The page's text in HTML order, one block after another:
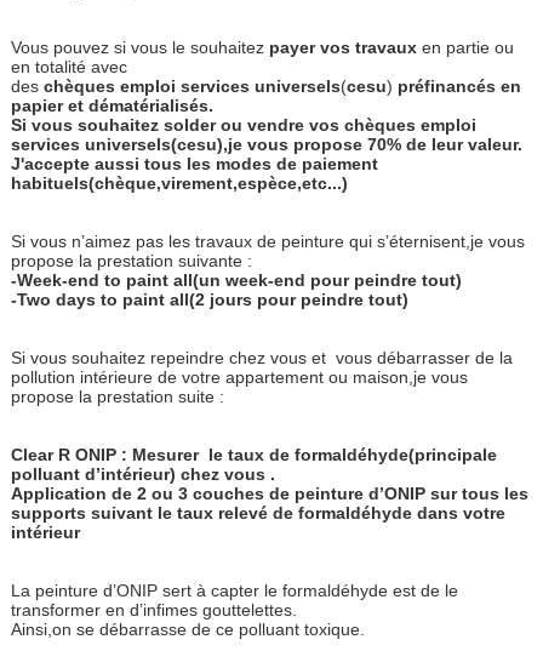
Vous pouvez si vous le souhaitez payer vos travauxen partie ou
en totalité avec
des chèques emploi services universels(cesu) préfinancés en
papier et dématérialisés.
Si vous souhaitez solder ou vendre vos chèques emploi
services universels(cesu),je vous propose 70% de leur valeur.
J'accepte aussi tous les modes de paiement
habituels(chèque,virement,espèce,etc...)
Si vous n’aimez pas les travaux de peinture qui s’éternisent,je vous
propose la prestation suivante :
-Week-end to paint all(un week-end pour peindre tout)
-Two days to paint all(2 jours pour peindre tout)
Si vous souhaitez repeindre chez vous et vous débarrasser de la
pollution intérieure de votre appartement ou maison,je vous
propose la prestation suite :
Clear R ONIP : Mesurer le taux de formaldéhyde(principale
polluant d’intérieur) chez vous .
Application de 2 ou 3 couches de peinture d’ONIP sur tous les
supports suivant le taux relevé de formaldéhyde dans votre
intérieur
La peinture d’ONIP sert à capter le formaldéhyde est de le
transformer en d’infimes gouttelettes.
Ainsi,on se débarrasse de ce polluant toxique.